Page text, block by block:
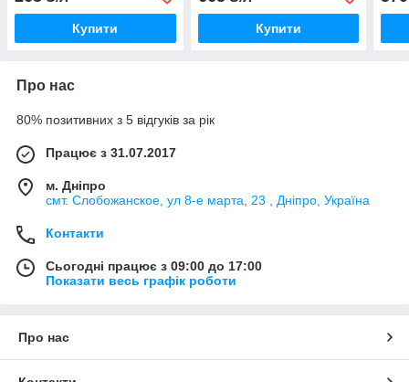
Купити Купити
Про нас
80% позитивних з 5 відгуків за рік
Працює з 31.07.2017
м. Дніпро
смт. Слобожанское, ул 8-е марта, 23 , Дніпро, Україна
Контакти
Сьогодні працює з 09:00 до 17:00
Показати весь графік роботи
Про нас